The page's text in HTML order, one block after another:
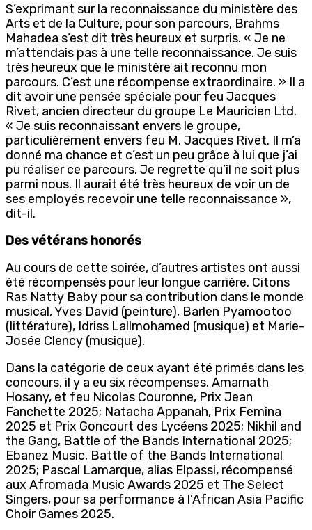
S’exprimant sur la reconnaissance du ministère des
Arts et de la Culture, pour son parcours, Brahms
Mahadea s’est dit très heureux et surpris. « Je ne
m’attendais pas à une telle reconnaissance. Je suis
très heureux que le ministère ait reconnu mon
parcours. C’est une récompense extraordinaire. » Il a
dit avoir une pensée spéciale pour feu Jacques
Rivet, ancien directeur du groupe Le Mauricien Ltd.
« Je suis reconnaissant envers le groupe,
particulièrement envers feu M. Jacques Rivet. Il m’a
donné ma chance et c’est un peu grâce à lui que j’ai
pu réaliser ce parcours. Je regrette qu’il ne soit plus
parmi nous. Il aurait été très heureux de voir un de
ses employés recevoir une telle reconnaissance »,
dit-il.
Des vétérans honorés
Au cours de cette soirée, d’autres artistes ont aussi
été récompensés pour leur longue carrière. Citons
Ras Natty Baby pour sa contribution dans le monde
musical, Yves David (peinture), Barlen Pyamootoo
(littérature), Idriss Lallmohamed (musique) et Marie-
Josée Clency (musique).
Dans la catégorie de ceux ayant été primés dans les
concours, il y a eu six récompenses. Amarnath
Hosany, et feu Nicolas Couronne, Prix Jean
Fanchette 2025; Natacha Appanah, Prix Femina
2025 et Prix Goncourt des Lycéens 2025; Nikhil and
the Gang, Battle of the Bands International 2025;
Ebanez Music, Battle of the Bands International
2025; Pascal Lamarque, alias Elpassi, récompensé
aux Afromada Music Awards 2025 et The Select
Singers, pour sa performance à l’African Asia Pacific
Choir Games 2025.